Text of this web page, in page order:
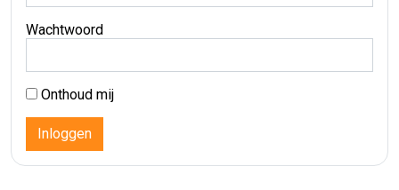
Wachtwoord
Onthoud mij